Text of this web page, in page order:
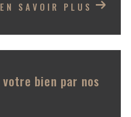
immobilières et la
et vous venir en aide
EN SAVOIR PLUS
bien par nos